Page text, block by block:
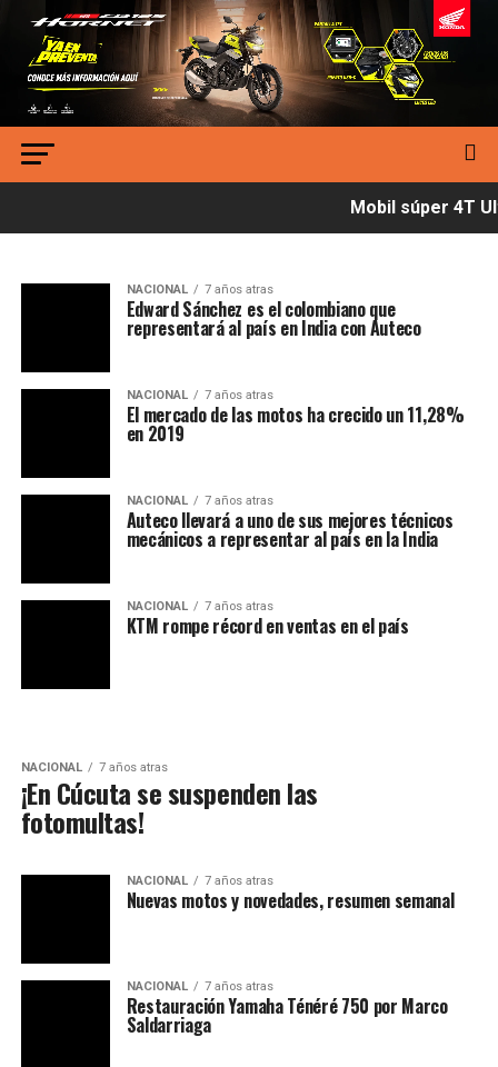
Mobil súper 4T
NACIONAL 7 años atras
Edward Sánchez es el colombiano que
representará al país en India con Auteco
NACIONAL 7 años atras
El mercado de las motos ha crecido un 11,28%
en 2019
NACIONAL 7 años atras
Auteco llevará a uno de sus mejores técnicos
mecánicos a representar al país en la India
NACIONAL 7 años atras
KTM rompe récord en ventas en el país
NACIONAL 7 años atras
¡En Cúcuta se suspenden las
fotomultas!
NACIONAL 7 años atras
Nuevas motos y novedades, resumen semanal
NACIONAL 7 años atras
Restauración Yamaha Ténéré 750 por Marco
Saldarriaga